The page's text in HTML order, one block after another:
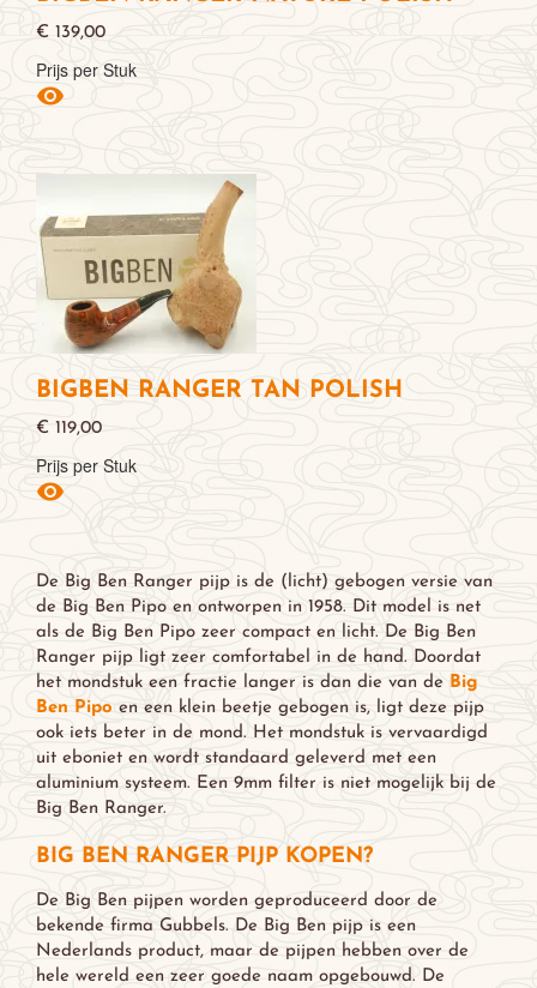
€ 139,00
Prijs per Stuk

BIGBEN RANGER TAN POLISH
€ 119,00
Prijs per Stuk

De Big Ben Ranger pijp is de (licht) gebogen versie van
de Big Ben Pipo en ontworpen in 1958. Dit model is net
als de Big Ben Pipo zeer compact en licht. De Big Ben
Ranger pijp ligt zeer comfortabel in de hand. Doordat
het mondstuk een fractie langer is dan die van de Big
Ben Pipo en een klein beetje gebogen is, ligt deze pijp
ook iets beter in de mond. Het mondstuk is vervaardigd
uit eboniet en wordt standaard geleverd met een
aluminium systeem. Een 9mm filter is niet mogelijk bij de
Big Ben Ranger.
BIG BEN RANGER PIJP KOPEN?
De Big Ben pijpen worden geproduceerd door de
bekende firma Gubbels. De Big Ben pijp is een
Nederlands product, maar de pijpen hebben over de
hele wereld een zeer goede naam opgebouwd. De